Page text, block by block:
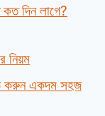
দিন লাগে?
নিয়ম
করুন একদম সহজ